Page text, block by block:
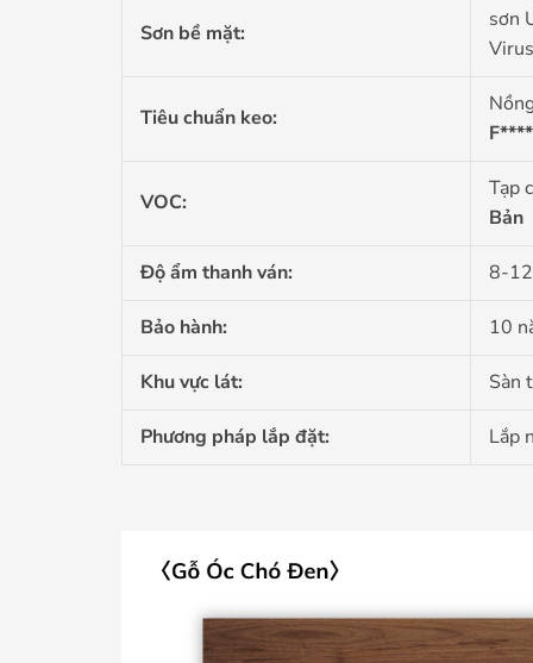
Sơn bề mặt:
sơn
Tiêu chuẩn keo:
F****
VOC:
Tạp
Bản
Độ ẩm thanh ván: 8-
Bảo hành: 10
Khu vực lát: Sàn
Phương pháp lắp đặt: Lắp